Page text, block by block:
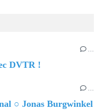
…
DVTR !
…
○ Jonas Burgwinkel